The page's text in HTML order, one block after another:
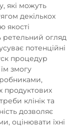
які можуть
декількох
якості
ретельний огляд
потенційні
процедур
змогу
продуктових
клінік та
дозволяє
оцінювати їхні